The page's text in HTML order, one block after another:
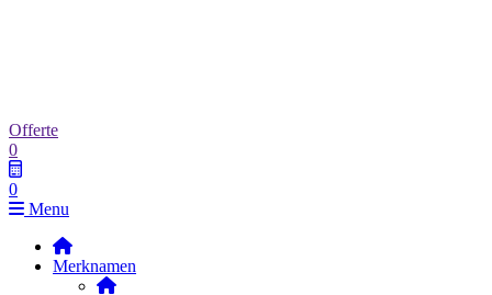
Offerte
0
0
Menu
Merknamen